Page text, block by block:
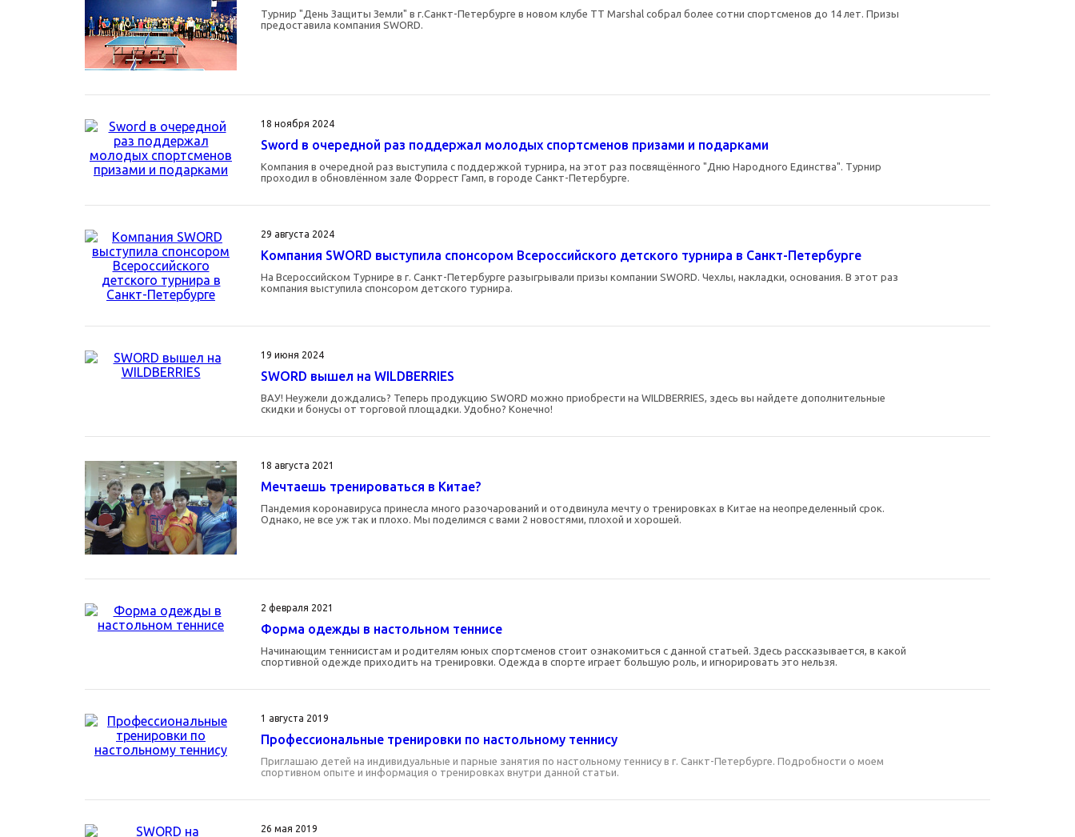
Турнир "День Защиты Земли" в г.Санкт-Петербурге в новом клубе TT Marshal собрал более сотни спортсменов до 14 лет. Призы
предоставила компания SWORD.
18 ноября 2024
Sword в очередной раз поддержал молодых спортсменов призами и подарками
Компания в очередной раз выступила с поддержкой турнира, на этот раз посвящённого "Дню Народного Единства". Турнир
проходил в обновлённом зале Форрест Гамп, в городе Санкт-Петербурге.
29 августа 2024
Компания SWORD выступила спонсором Всероссийского детского турнира в Санкт-Петербурге
На Всероссийском Турнире в г. Санкт-Петербурге разыгрывали призы компании SWORD. Чехлы, накладки, основания. В этот раз
компания выступила спонсором детского турнира.
19 июня 2024
SWORD вышел на WILDBERRIES
ВАУ! Неужели дождались? Теперь продукцию SWORD можно приобрести на WILDBERRIES, здесь вы найдете дополнительные
скидки и бонусы от торговой площадки. Удобно? Конечно!
18 августа 2021
Мечтаешь тренироваться в Китае?
Пандемия коронавируса принесла много разочарований и отодвинула мечту о тренировках в Китае на неопределенный срок.
Однако, не все уж так и плохо. Мы поделимся с вами 2 новостями, плохой и хорошей.
2 февраля 2021
Форма одежды в настольном теннисе
Начинающим теннисистам и родителям юных спортсменов стоит ознакомиться с данной статьей. Здесь рассказывается, в какой
спортивной одежде приходить на тренировки. Одежда в спорте играет большую роль, и игнорировать это нельзя.
1 августа 2019
Профессиональные тренировки по настольному теннису
Приглашаю детей на индивидуальные и парные занятия по настольному теннису в г. Санкт-Петербурге. Подробности о моем
спортивном опыте и информация о тренировках внутри данной статьи.
26 мая 2019